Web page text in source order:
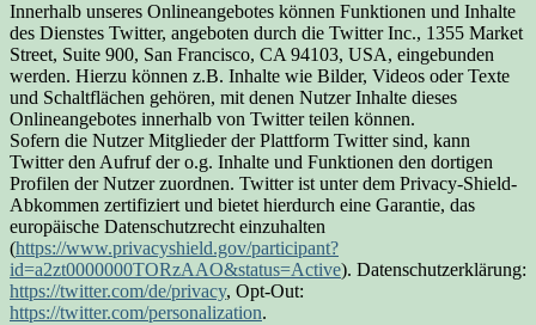
Innerhalb unseres Onlineangebotes können Funktionen und Inhalte
des Dienstes Twitter, angeboten durch die Twitter Inc., 1355 Market
Street, Suite 900, San Francisco, CA 94103, USA, eingebunden
werden. Hierzu können z.B. Inhalte wie Bilder, Videos oder Texte
und Schaltflächen gehören, mit denen Nutzer Inhalte dieses
Onlineangebotes innerhalb von Twitter teilen können.
Sofern die Nutzer Mitglieder der Plattform Twitter sind, kann
Twitter den Aufruf der o.g. Inhalte und Funktionen den dortigen
Profilen der Nutzer zuordnen. Twitter ist unter dem Privacy-Shield-
Abkommen zertifiziert und bietet hierdurch eine Garantie, das
europäische Datenschutzrecht einzuhalten
(https://www.privacyshield.gov/participant?
id=a2zt0000000TORzAAO&status=Active). Datenschutzerklärung:
https://twitter.com/de/privacy, Opt-Out:
https://twitter.com/personalization.